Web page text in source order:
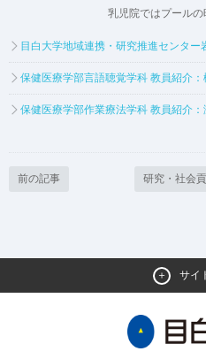
乳児院ではプールの
目白大学地域連携・研究推進センター
保健医療学部言語聴覚学科 教員紹介
保健医療学部作業療法学科 教員紹介
前の記事 研究・社会
サイ